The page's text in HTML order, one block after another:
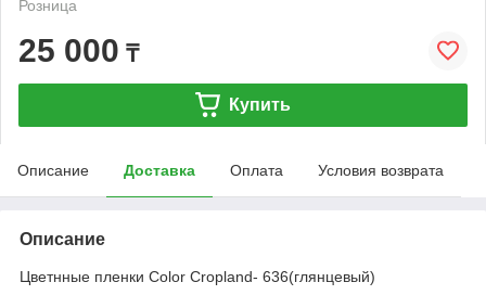
Розница
25 000 ₸
Купить
Описание Доставка Оплата Условия возврата
Описание
Цветнные пленки Color Cropland- 636(глянцевый)